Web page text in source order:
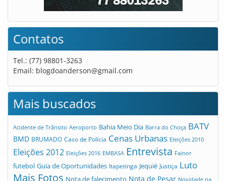
Contatos
Tel.: (77) 98801-3263
Email: blogdoanderson@gmail.com
Mais buscados
Acidente de Trânsito Aeroporto Bahia Meio Dia Barra do Choça BATV
BMD BRUMADO Caso de Polícia Cenas Urbanas Eleições 2010
Eleições 2012 Eleições 2016 EMBASA Entrevista Fainor
futebol Guia de Oportunidades Itapetinga Jequié Justiça Luto
Mais Fotos Nota de falecimento Nota de Pesar Novidade na